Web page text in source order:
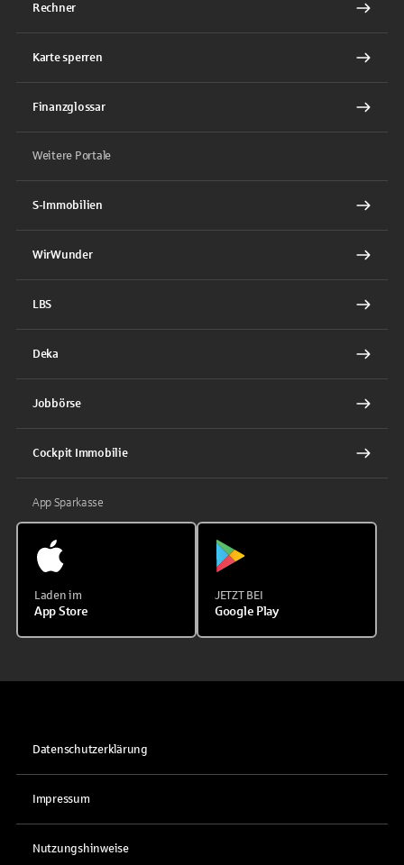
Rechner
Karte sperren
Finanzglossar
Weitere Portale
S-Immobilien
WirWunder
LBS
Deka
Jobbörse
Cockpit Immobilie
App Sparkasse
Laden im
App Store
JETZT BEI
Google Play
Datenschutzerklärung
Impressum
Nutzungshinweise